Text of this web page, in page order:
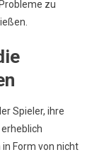
zu
Spieler, ihre
Form von nicht